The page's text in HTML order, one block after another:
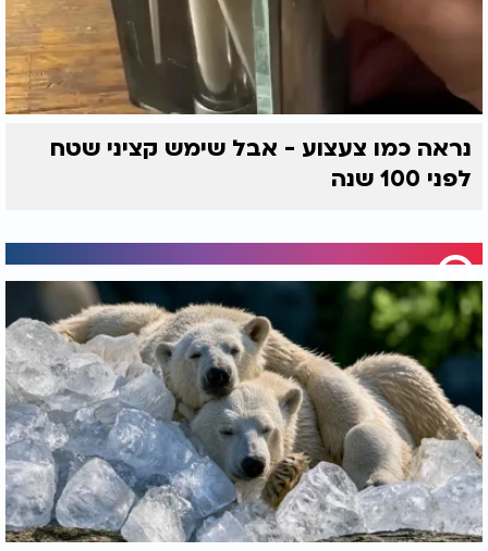
נראה כמו צעצוע - אבל שימש קציני שטח
לפני 100 שנה